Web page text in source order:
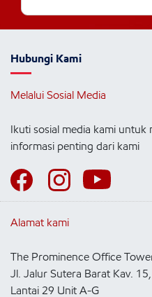
Hubungi Kami
Melalui Sosial Media
Ikuti sosial media kami
informasi penting dari kami
Alamat kami
The Prominence Office
Jl. Jalur Sutera Barat Kav. 15,
Lantai 29 Unit A-G